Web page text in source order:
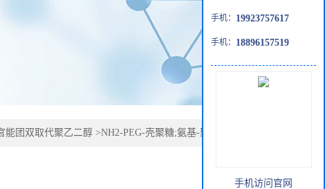
能团双取代聚乙二醇 >NH2-PEG-壳聚糖;氨基-聚乙二醇-壳聚
手机： 19923757617
手机： 18896157519
手机访问官网